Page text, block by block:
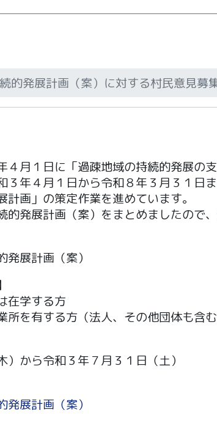
的発展計画（案）に対する村民意見募
４月１日に「過疎地域の持続的発展の
３年４月１日から令和８年３月３１日
画」の策定作業を進めています。
的発展計画（案）をまとめましたので
展計画（案）
在学する方
所を有する方（法人、その他団体も含む
から令和３年７月３１日（土）
展計画（案）